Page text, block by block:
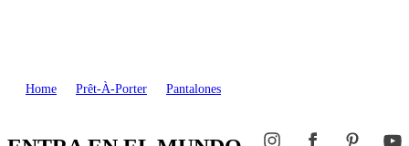
Home Prêt-À-Porter Pantalones